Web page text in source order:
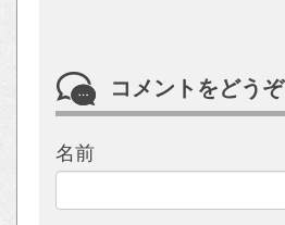
コメントをどうぞ
名前